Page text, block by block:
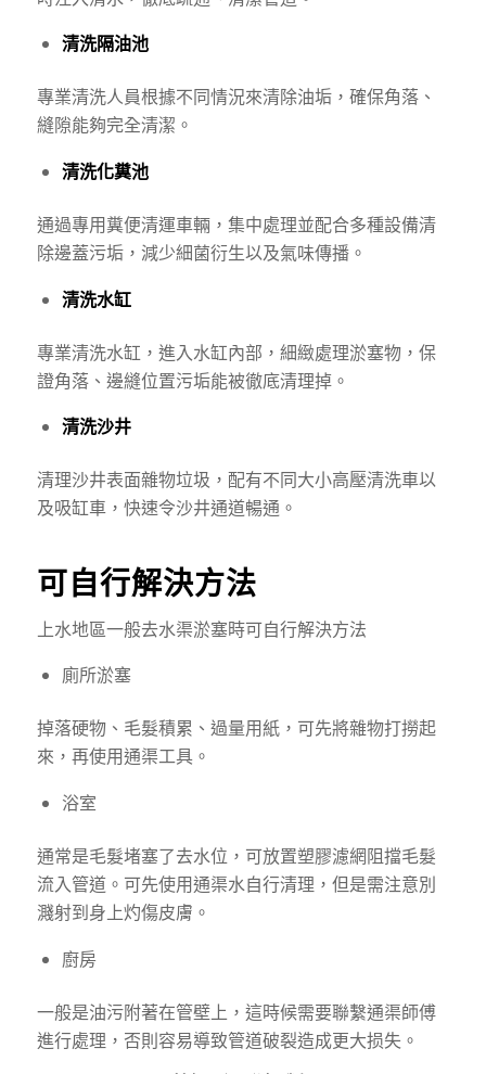
清洗隔油池
專業清洗人員根據不同情況來清除油垢，確保角落、
縫隙能夠完全清潔。
清洗化糞池
通過專用糞便清運車輛，集中處理並配合多種設備清
除邊蓋污垢，減少細菌衍生以及氣味傳播。
清洗水缸
專業清洗水缸，進入水缸內部，細緻處理淤塞物，保
證角落、邊縫位置污垢能被徹底清理掉。
清洗沙井
清理沙井表面雜物垃圾，配有不同大小高壓清洗車以
及吸缸車，快速令沙井通道暢通。
可自行解決方法
上水地區一般去水渠淤塞時可自行解決方法
廁所淤塞
掉落硬物、毛髮積累、過量用紙，可先將雜物打撈起
來，再使用通渠工具。
浴室
通常是毛髮堵塞了去水位，可放置塑膠濾網阻擋毛髮
流入管道。可先使用通渠水自行清理，但是需注意別
濺射到身上灼傷皮膚。
廚房
一般是油污附著在管壁上，這時候需要聯繫通渠師傅
進行處理，否則容易導致管道破裂造成更大损失。